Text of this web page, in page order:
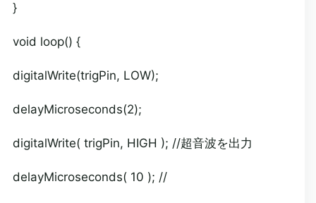
}
void loop() {
digitalWrite(trigPin, LOW);
delayMicroseconds(2);
digitalWrite( trigPin, HIGH ); //超音波を出力
delayMicroseconds( 10 ); //